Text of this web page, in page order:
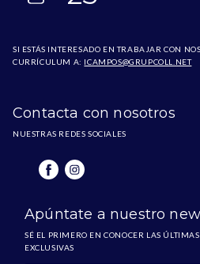
SI ESTÁS INTERESADO EN TRABAJAR CON
CURRÍCULUM A: ICAMPOS@GRUPCOLL.NET
Contacta con nosotros
NUESTRAS REDES SOCIALES
Apúntate a nuestro
SÉ EL PRIMERO EN CONOCER LAS
EXCLUSIVAS